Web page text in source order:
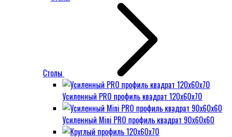
Столы
Усиленный PRO профиль квадрат 120х60х70
Усиленный Mini PRO профиль квадрат 90х60х60